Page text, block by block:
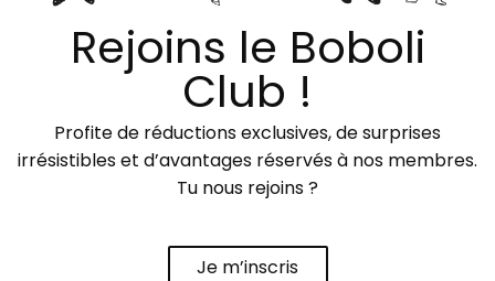
Rejoins le Boboli
Club !
Profite de réductions exclusives, de surprises
irrésistibles et d’avantages réservés à nos membres.
Tu nous rejoins ?
Je m’inscris